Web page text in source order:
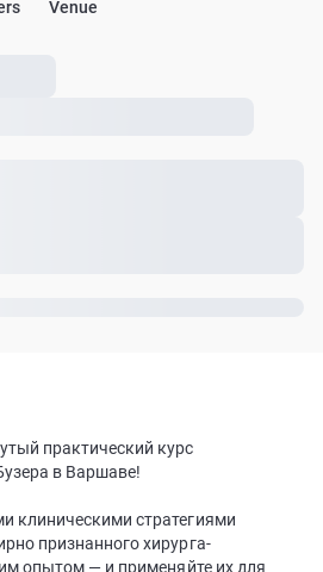
Venue
практический курс
в Варшаве!
клиническими стратегиями
признанного хирурга-
опытом — и применяйте их для